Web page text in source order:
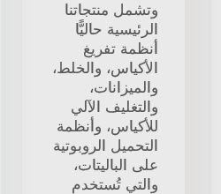
وتشمل منتجاتنا
الرئيسية حاليًّا
أنظمة تفريغ
الأكياس، والخلط،
والميزانات،
والتغليف الآلي
للأكياس، وأنظمة
التحميل الروبوتية
على الباليتات،
والتي تُستخدم